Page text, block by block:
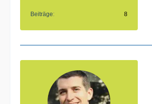
Beiträge 8